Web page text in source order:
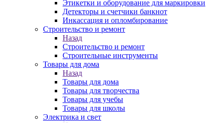
Этикетки и оборудование для маркировки
Детекторы и счетчики банкнот
Инкассация и опломбирование
Строительство и ремонт
Назад
Строительство и ремонт
Строительные инструменты
Товары для дома
Назад
Товары для дома
Товары для творчества
Товары для учебы
Товары для школы
Электрика и свет